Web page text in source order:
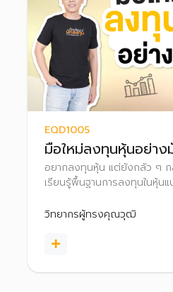
EQD1005
มือใหม่ลงทุนหุ้นอย่าง
อยากลงทุนหุ้น แต่ยังกลัว ๆ ก
เรียนรู้พื้นฐานการลงทุนในหุ้น
ตนเอง ไปจนถึงขั้นตอนการซื้อ
วิทยากรผู้ทรงคุณวุฒิ